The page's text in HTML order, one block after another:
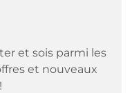
et sois parmi les
et nouveaux